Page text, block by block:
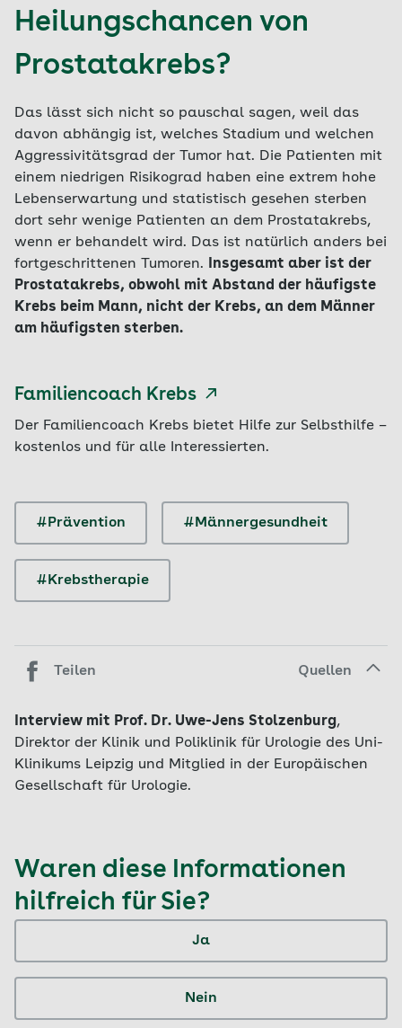
Heilungschancen von
Prostatakrebs?
Das lässt sich nicht so pauschal sagen, weil das
davon abhängig ist, welches Stadium und welchen
Aggressivitätsgrad der Tumor hat. Die Patienten mit
einem niedrigen Risikograd haben eine extrem hohe
Lebenserwartung und statistisch gesehen sterben
dort sehr wenige Patienten an dem Prostatakrebs,
wenn er behandelt wird. Das ist natürlich anders bei
fortgeschrittenen Tumoren.
Insgesamt aber ist der
Prostatakrebs, obwohl mit Abstand der häufigste
Krebs beim Mann, nicht der Krebs, an dem Männer
am häufigsten sterben.
Familiencoach Krebs
Der Familiencoach Krebs bietet Hilfe zur Selbsthilfe –
kostenlos und für alle Interessierten.
#Prävention #Männergesundheit
#Krebstherapie
Teilen Quellen
Interview mit Prof. Dr. Uwe-Jens Stolzenburg,
Direktor der Klinik und Poliklinik für Urologie des Uni-
Klinikums Leipzig und Mitglied in der Europäischen
Gesellschaft für Urologie.
Waren diese Informationen
hilfreich für Sie?
Ja
Nein